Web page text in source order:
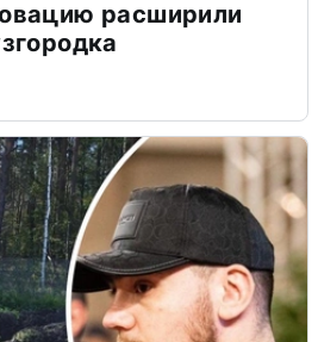
расширили